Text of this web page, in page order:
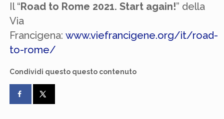
Il “Road to Rome 2021. Start again!” della
Via
Francigena:www.viefrancigene.org/it/road-
to-rome/
Condividi questo questo contenuto